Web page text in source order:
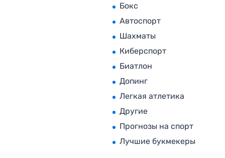
Бокс
Автоспорт
Шахматы
Киберспорт
Биатлон
Допинг
Легкая атлетика
Другие
Прогнозы на спорт
Лучшие букмекеры